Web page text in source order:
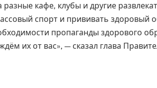
кафе, клубы и другие
спорт и прививать
пропаганды здорового
их от вас», — сказал глава